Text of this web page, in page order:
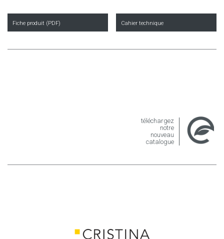
Fiche produit (PDF) Cahier technique
téléchargez
notre
nouveau
catalogue